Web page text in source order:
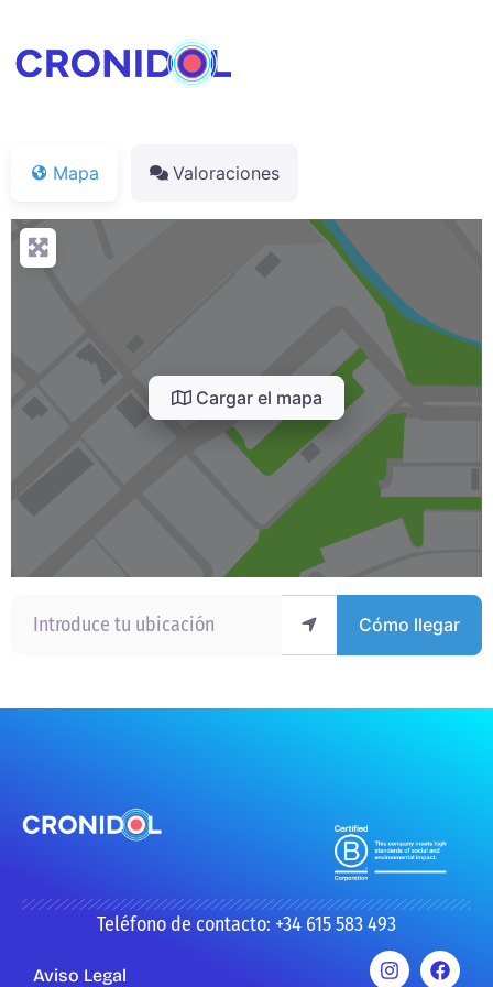
Mapa Valoraciones
Cargar el mapa
Cómo llegar
Teléfono de contacto: +34 615 583 493
Aviso Legal